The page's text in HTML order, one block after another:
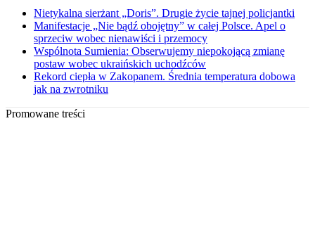
Nietykalna sierżant „Doris”. Drugie życie tajnej policjantki
Manifestacje „Nie bądź obojętny” w całej Polsce. Apel o
sprzeciw wobec nienawiści i przemocy
Wspólnota Sumienia: Obserwujemy niepokojącą zmianę
postaw wobec ukraińskich uchodźców
Rekord ciepła w Zakopanem. Średnia temperatura dobowa
jak na zwrotniku
Promowane treści